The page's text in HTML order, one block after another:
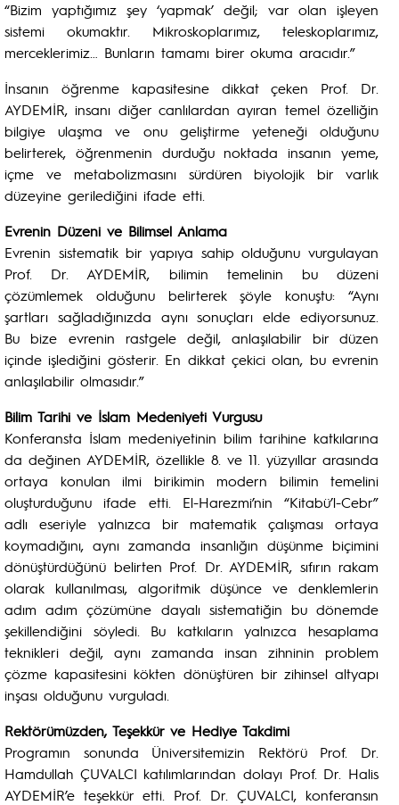
“Bizim yaptığımız şey ‘yapmak’ değil; var olan işleyen
sistemi okumaktır. Mikroskoplarımız, teleskoplarımız,
merceklerimiz… Bunların tamamı birer okuma aracıdır.”
İnsanın öğrenme kapasitesine dikkat çeken Prof. Dr.
AYDEMİR, insanı diğer canlılardan ayıran temel özelliğin
bilgiye ulaşma ve onu geliştirme yeteneği olduğunu
belirterek, öğrenmenin durduğu noktada insanın yeme,
içme ve metabolizmasını sürdüren biyolojik bir varlık
düzeyine gerilediğini ifade etti.
Evrenin Düzeni ve Bilimsel Anlama
Evrenin sistematik bir yapıya sahip olduğunu vurgulayan
Prof. Dr. AYDEMİR, bilimin temelinin bu düzeni
çözümlemek olduğunu belirterek şöyle konuştu: “Aynı
şartları sağladığınızda aynı sonuçları elde ediyorsunuz.
Bu bize evrenin rastgele değil, anlaşılabilir bir düzen
içinde işlediğini gösterir. En dikkat çekici olan, bu evrenin
anlaşılabilir olmasıdır.”
Bilim Tarihi ve İslam Medeniyeti Vurgusu
Konferansta İslam medeniyetinin bilim tarihine katkılarına
da değinen AYDEMİR, özellikle 8. ve 11. yüzyıllar arasında
ortaya konulan ilmi birikimin modern bilimin temelini
oluşturduğunu ifade etti. El-Harezmi’nin “Kitabü’l-Cebr”
adlı eseriyle yalnızca bir matematik çalışması ortaya
koymadığını, aynı zamanda insanlığın düşünme biçimini
dönüştürdüğünü belirten Prof. Dr. AYDEMİR, sıfırın rakam
olarak kullanılması, algoritmik düşünce ve denklemlerin
adım adım çözümüne dayalı sistematiğin bu dönemde
şekillendiğini söyledi. Bu katkıların yalnızca hesaplama
teknikleri değil, aynı zamanda insan zihninin problem
çözme kapasitesini kökten dönüştüren bir zihinsel altyapı
inşası olduğunu vurguladı.
Rektörümüzden, Teşekkür ve Hediye Takdimi
Programın sonunda Üniversitemizin Rektörü Prof. Dr.
Hamdullah ÇUVALCI katılımlarından dolayı Prof. Dr. Halis
AYDEMİR’e teşekkür etti. Prof. Dr. ÇUVALCI, konferansın